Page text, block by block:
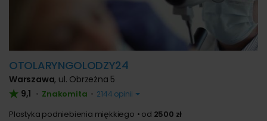
OTOLARYNGOLODZY24
Warszawa, ul. Obrzeżna 5
9,1 • Znakomita • 2144 opinii
Plastyka podniebienia miękkiego od 2500 zł